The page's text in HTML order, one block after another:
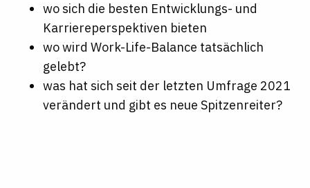
wo sich die besten Entwicklungs- und
Karriereperspektiven bieten
wo wird Work-Life-Balance tatsächlich
gelebt?
was hat sich seit der letzten Umfrage 2021
verändert und gibt es neue Spitzenreiter?